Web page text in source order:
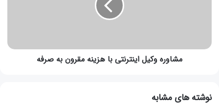
مشاوره وکیل اینترنتی با هزینه مقرون به صرفه
نوشته های مشابه